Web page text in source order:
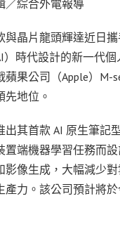
／綜合外電報導
與晶片龍頭輝達近日
時代設計的新一代個
果公司（Apple）M-
先地位。
出其首款 AI 原生筆記
置端機器學習任務而
像生成，大幅減少對
產力。該公司預計將